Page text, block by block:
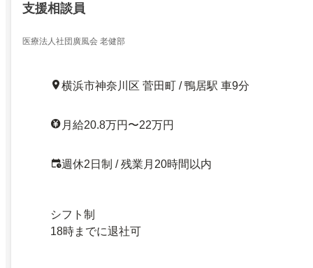
支援相談員
医療法人社団廣風会 老健部
横浜市神奈川区 菅田町 / 鴨居駅 車9分
月給20.8万円〜22万円
週休2日制 / 残業月20時間以内
シフト制
18時までに退社可